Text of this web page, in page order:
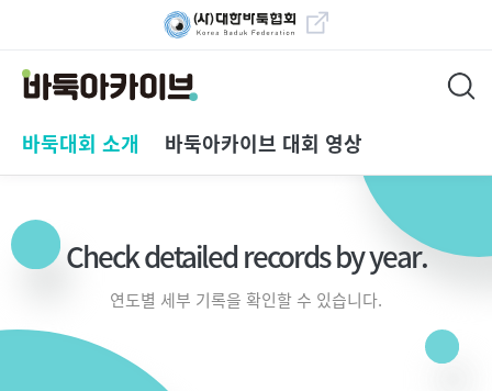
바둑아카이브
메
인
뉴
바둑대회 소개 바둑아카이브 대회 영상
대한바둑협회 바로가
Check detailed records by year.
연도별 세부 기록을 확인할 수 있습니다.